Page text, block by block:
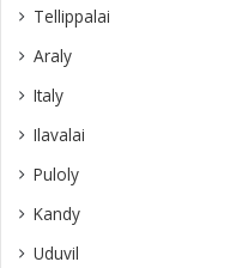
Tellippalai
Araly
Italy
Ilavalai
Puloly
Kandy
Uduvil